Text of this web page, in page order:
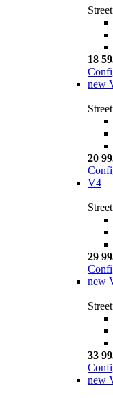
18
new
20
V4
29
new
33
new